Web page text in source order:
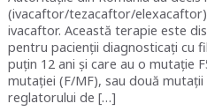
(ivacaftor/tezacaftor/
ivacaftor. Această terapie este
pentru pacienții diagnosticați cu
puțin 12 ani și care au o mutație
mutației (F/MF), sau două mutații
reglatorului de […]